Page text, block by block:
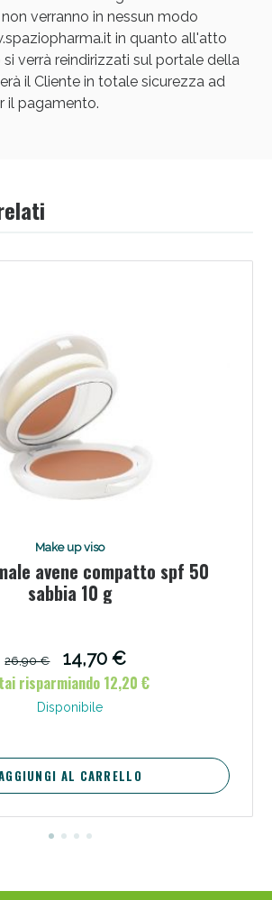
verranno in nessun modo
in quanto all'atto
verrà reindirizzati sul portale della
il Cliente in totale sicurezza ad
il pagamento.
Make up viso
avene compatto spf 50
sabbia 10 g
26,90 €
14,70 €
risparmiando 12,20 €
Disponibile
AL CARRELLO